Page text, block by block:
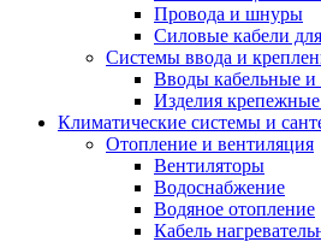
Провода и шнуры
Силовые кабели
Системы ввода и
Вводы кабельные и
Изделия крепежные
Климатические системы и
Отопление и вентиляция
Вентиляторы
Водоснабжение
Водяное отопление
Кабель